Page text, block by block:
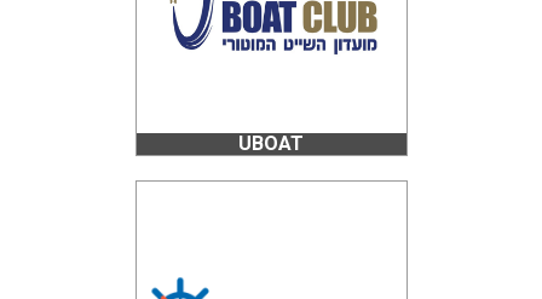
UBOAT